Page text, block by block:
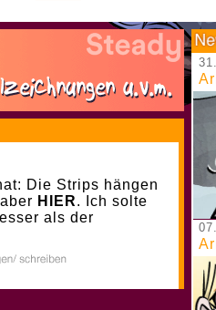
Die Strips hängen
HIER. Ich solte
als der